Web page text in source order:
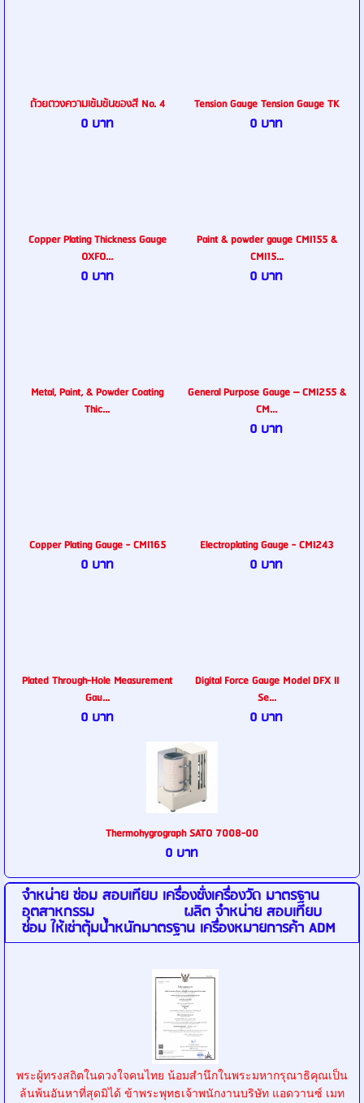
ถ้วยตวงความเข้มข้นของสี No. 4
0 บาท
Tension Gauge Tension Gauge TK
0 บาท
Copper Plating Thickness Gauge
OXFO...
0 บาท
Paint & powder gauge CMI155 &
CMI15...
0 บาท
Metal, Paint, & Powder Coating
Thic...
General Purpose Gauge – CMI255 &
CM...
0 บาท
Copper Plating Gauge - CMI165
0 บาท
Electroplating Gauge - CMI243
0 บาท
Plated Through-Hole Measurement
Gau...
0 บาท
Digital Force Gauge Model DFX II
Se...
0 บาท
Thermohygrograph SATO 7008-00
0 บาท
จำหน่าย ซ่อม สอบเทียบ เครื่องชั่งเครื่องวัด มาตรฐาน
อุตสาหกรรม ผลิต จำหน่าย สอบเทียบ
ซ่อม ให้เช่าตุ้มน้ำหนักมาตรฐาน เครื่องหมายการค้า ADM
พระผู้ทรงสถิตในดวงใจคนไทย น้อมสำนึกในพระมหากรุณาธิคุณเป็น
ล้นพ้นอันหาที่สุดมิได้ ข้าพระพุทธเจ้าพนักงานบริษัท แอดวานซ์ เมท